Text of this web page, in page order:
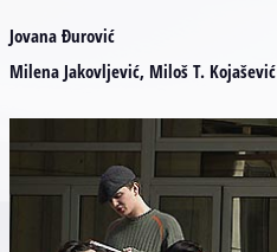
Jovana Đurović
Milena Jakovljević, Miloš T. Kojašević